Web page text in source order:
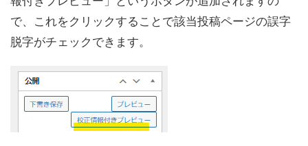
で、これをクリックすることで該当投稿ページの誤字
脱字がチェックできます。